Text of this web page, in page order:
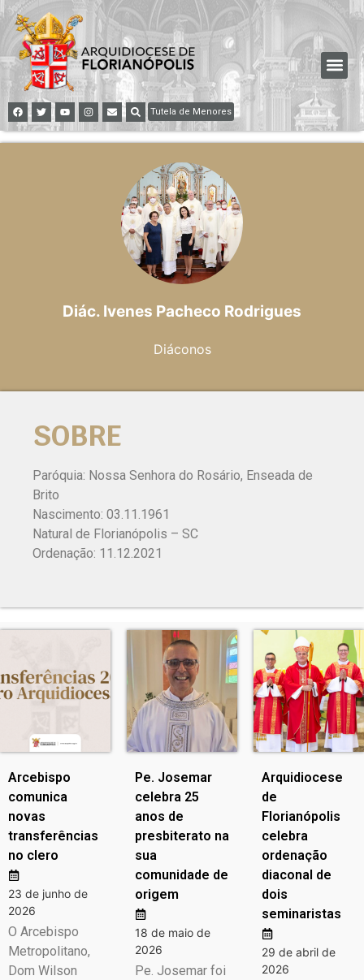
Tutela de Menores
Diác. Ivenes Pacheco Rodrigues
Diáconos
SOBRE
Paróquia: Nossa Senhora do Rosário, Enseada de
Brito
Nascimento: 03.11.1961
Natural de Florianópolis – SC
Ordenação: 11.12.2021
Arcebispo
comunica
novas
transferências
no clero
23 de junho de
2026
O Arcebispo
Metropolitano,
Dom Wilson
Pe. Josemar
celebra 25
anos de
presbiterato na
sua
comunidade de
origem
18 de maio de
2026
Pe. Josemar foi
Arquidiocese
de
Florianópolis
celebra
ordenação
diaconal de
dois
seminaristas
29 de abril de
2026